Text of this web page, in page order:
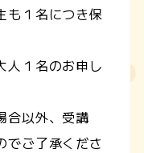
も１名につき保
人１名のお申し
合以外、受講
でご了承くださ